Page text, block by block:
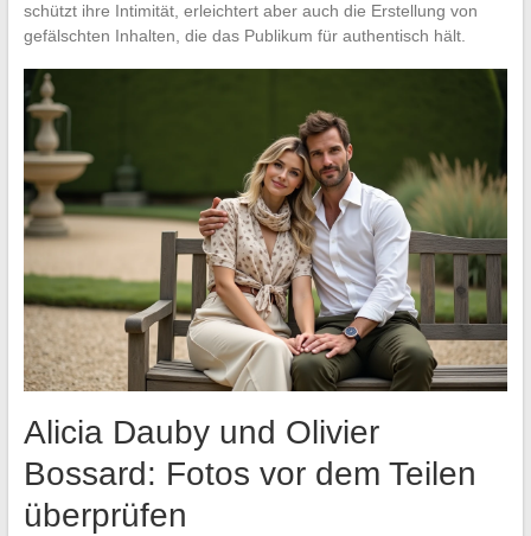
schützt ihre Intimität, erleichtert aber auch die Erstellung von
gefälschten Inhalten, die das Publikum für authentisch hält.
Alicia Dauby und Olivier
Bossard: Fotos vor dem Teilen
überprüfen